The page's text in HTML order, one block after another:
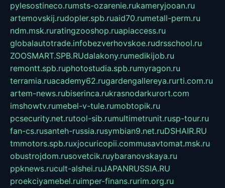
pylesostineco.rumsts-ozarenie.rukameryjooan.ru
artemovskij.rudopler.spb.ruaid70.rumetall-perm.ru
ndm.msk.ruratingzooshop.ruapiaccess.ru
globalautotrade.infobezverhovskoe.rudrsschool.ru
ZOOSMART.SPB.RUdalakony.rumedikijob.ru
remontt.spb.ruphotostudia.spb.rumyragon.ru
terramia.ruacademy62.rugardengallereya.rurti.com.ru
artem-news.rubiserinca.rukrasnodarkurort.com
imshowtv.rumebel-v-tule.rumobtopik.ru
pcsecurity.net.rutool-sib.rumultimetrunit.rusp-tour.ru
fan-cs.rusanteh-russia.rusymbian9.net.ruDSHAIR.RU
tmmotors.spb.ruxjocuricopii.commusavtomat.msk.ru
obustrojdom.rusovetcik.ruybaranovskaya.ru
ppknews.rucult-alshei.ruJAPANRUSSIA.RU
proekciyamebel.ruimper-finans.rurim.org.ru